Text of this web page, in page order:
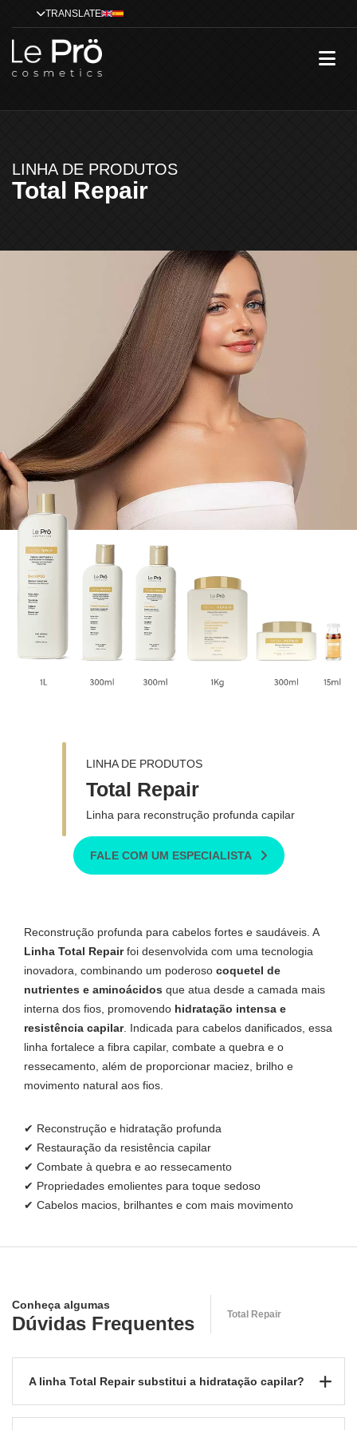
TRANSLATE
LINHA DE PRODUTOS
Total Repair
LINHA DE PRODUTOS
Total Repair
Linha para reconstrução profunda capilar
FALE COM UM ESPECIALISTA
Reconstrução profunda para cabelos fortes e saudáveis. A
Linha Total Repairfoi desenvolvida com uma tecnologia
inovadora, combinando um poderoso coquetel de
nutrientes e aminoácidos que atua desde a camada mais
interna dos fios, promovendo hidratação intensa e
resistência capilar. Indicada para cabelos danificados, essa
linha fortalece a fibra capilar, combate a quebra e o
ressecamento, além de proporcionar maciez, brilho e
movimento natural aos fios.
✔ Reconstrução e hidratação profunda
✔ Restauração da resistência capilar
✔ Combate à quebra e ao ressecamento
✔ Propriedades emolientes para toque sedoso
✔ Cabelos macios, brilhantes e com mais movimento
Conheça algumas
Dúvidas Frequentes Total Repair
A linha Total Repair substitui a hidratação capilar?